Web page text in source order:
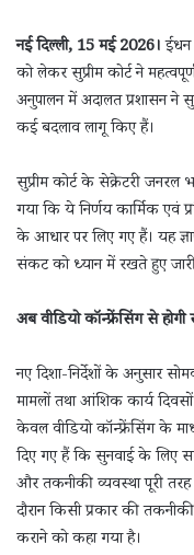
नई दिल्ली, 15 मई 2026।ईंधन
को लेकर सुप्रीम कोर्ट ने
अनुपालन में अदालत प्रशासन ने
कई बदलाव लागू किए हैं।
सुप्रीम कोर्ट के सेक्रेटरी जनरल
गया कि ये निर्णय कार्मिक एवं
के आधार पर लिए गए हैं। यह
संकट को ध्यान में रखते हुए
अब वीडियो कॉन्फ्रेंसिंग से होगी
नए दिशा-निर्देशों के अनुसार
मामलों तथा आंशिक कार्य
केवल वीडियो कॉन्फ्रेंसिंग के
दिए गए हैं कि सुनवाई के लिए
और तकनीकी व्यवस्था पूरी तरह
दौरान किसी प्रकार की
कराने को कहा गया है।